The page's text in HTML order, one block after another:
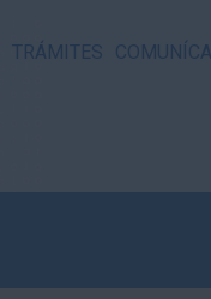
TRÁMITES